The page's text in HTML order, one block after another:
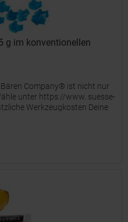
g im konventionellen
Company® ist nicht nur
unter https://www. suesse-
Werkzeugkosten Deine